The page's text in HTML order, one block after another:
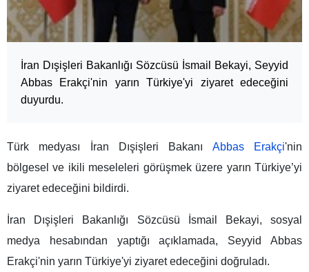
İran Dışişleri Bakanlığı Sözcüsü İsmail Bekayi, Seyyid
Abbas Erakçi'nin yarın Türkiye'yi ziyaret edeceğini
duyurdu.
Türk medyası İran Dışişleri Bakanı Abbas Erakçi'nin
bölgesel ve ikili meseleleri görüşmek üzere yarın Türkiye’yi
ziyaret edeceğini bildirdi.
İran Dışişleri Bakanlığı Sözcüsü İsmail Bekayi, sosyal
medya hesabından yaptığı açıklamada, Seyyid Abbas
Erakçi'nin yarın Türkiye'yi ziyaret edeceğini doğruladı.